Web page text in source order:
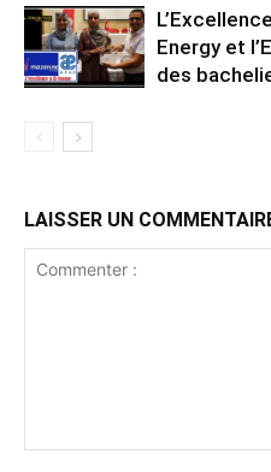
Energy et
des
LAISSER UN